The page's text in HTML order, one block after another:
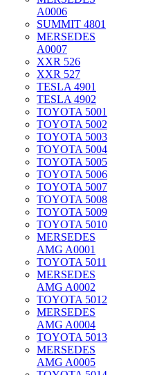
A0006
SUMMIT 4801
MERSEDES
A0007
XXR 526
XXR 527
TESLA 4901
TESLA 4902
TOYOTA 5001
TOYOTA 5002
TOYOTA 5003
TOYOTA 5004
TOYOTA 5005
TOYOTA 5006
TOYOTA 5007
TOYOTA 5008
TOYOTA 5009
TOYOTA 5010
MERSEDES
AMG A0001
TOYOTA 5011
MERSEDES
AMG A0002
TOYOTA 5012
MERSEDES
AMG A0004
TOYOTA 5013
MERSEDES
AMG A0005